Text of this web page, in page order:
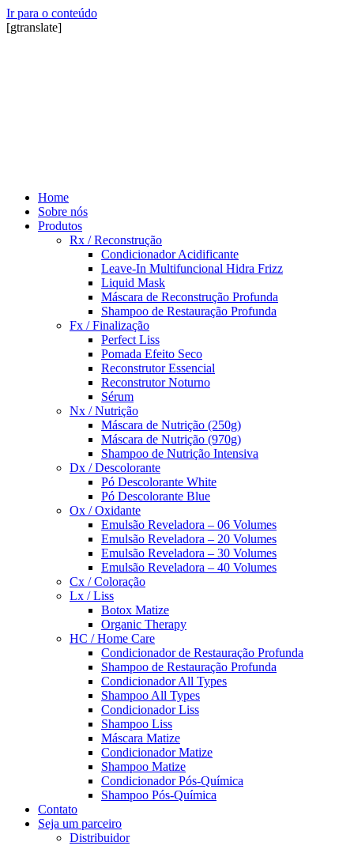
Ir para o conteúdo
[gtranslate]
Home
Sobre nós
Produtos
Rx / Reconstrução
Condicionador Acidificante
Leave-In Multifuncional Hidra Frizz
Liquid Mask
Máscara de Reconstrução Profunda
Shampoo de Restauração Profunda
Fx / Finalização
Perfect Liss
Pomada Efeito Seco
Reconstrutor Essencial
Reconstrutor Noturno
Sérum
Nx / Nutrição
Máscara de Nutrição (250g)
Máscara de Nutrição (970g)
Shampoo de Nutrição Intensiva
Dx / Descolorante
Pó Descolorante White
Pó Descolorante Blue
Ox / Oxidante
Emulsão Reveladora – 06 Volumes
Emulsão Reveladora – 20 Volumes
Emulsão Reveladora – 30 Volumes
Emulsão Reveladora – 40 Volumes
Cx / Coloração
Lx / Liss
Botox Matize
Organic Therapy
HC / Home Care
Condicionador de Restauração Profunda
Shampoo de Restauração Profunda
Condicionador All Types
Shampoo All Types
Condicionador Liss
Shampoo Liss
Máscara Matize
Condicionador Matize
Shampoo Matize
Condicionador Pós-Química
Shampoo Pós-Química
Contato
Seja um parceiro
Distribuidor